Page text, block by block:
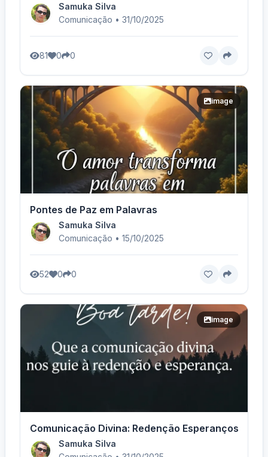
Samuka Silva
Comunicação • 31/10/2025
81 0 0
image
Pontes de Paz em Palavras
Samuka Silva
Comunicação • 15/10/2025
52 0 0
image
Comunicação Divina: Redenção Esperançosa.
Samuka Silva